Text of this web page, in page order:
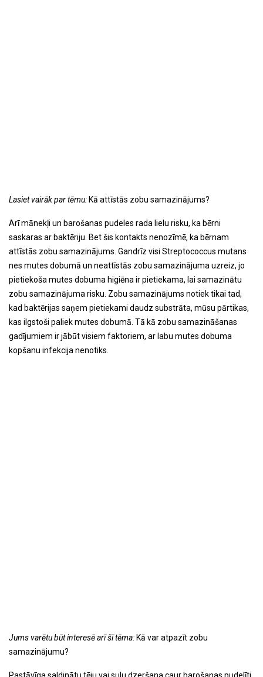
Lasiet vairāk par tēmu: Kā attīstās zobu samazinājums?
Arī mānekļi un barošanas pudeles rada lielu risku, ka bērni
saskaras ar baktēriju. Bet šis kontakts nenozīmē, ka bērnam
attīstās zobu samazinājums. Gandrīz visi Streptococcus mutans
nes mutes dobumā un neattīstās zobu samazinājuma uzreiz, jo
pietiekoša mutes dobuma higiēna ir pietiekama, lai samazinātu
zobu samazinājuma risku. Zobu samazinājums notiek tikai tad,
kad baktērijas saņem pietiekami daudz substrāta, mūsu pārtikas,
kas ilgstoši paliek mutes dobumā. Tā kā zobu samazināšanas
gadījumiem ir jābūt visiem faktoriem, ar labu mutes dobuma
kopšanu infekcija nenotiks.
Jums varētu būt interesē arī šī tēma: Kā var atpazīt zobu
samazinājumu?